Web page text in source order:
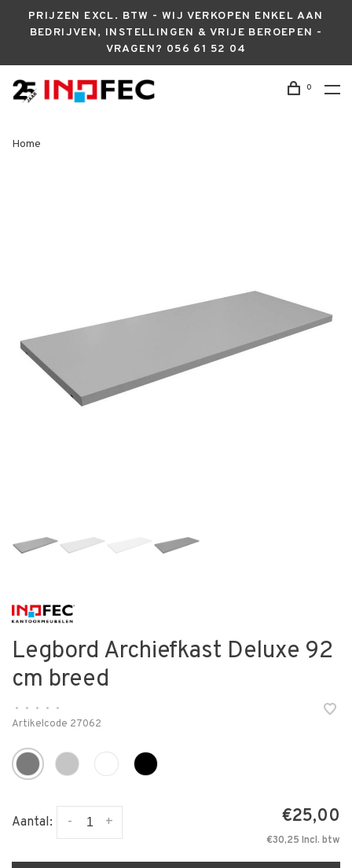
PRIJZEN EXCL. BTW - WIJ VERKOPEN ENKEL AAN
BEDRIJVEN, INSTELLINGEN & VRIJE BEROEPEN -
VRAGEN? 056 61 52 04
0
Home
Legbord Archiefkast Deluxe 92
cm breed
• • • •
•
Artikelcode 27062
Aantal: +
- €25,00
€30,25 Incl. btw